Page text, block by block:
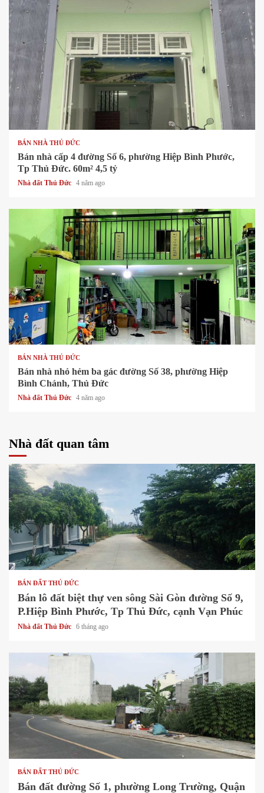
1 min read
BÁN NHÀ THỦ ĐỨC
Bán nhà cấp 4 đường Số 6, phường Hiệp Bình Phước,
Tp Thủ Đức. 60m² 4,5 tỷ
Nhà đất Thủ Đức 4 năm ago
1 min read
BÁN NHÀ THỦ ĐỨC
Bán nhà nhỏ hẻm ba gác đường Số 38, phường Hiệp
Bình Chánh, Thủ Đức
Nhà đất Thủ Đức 4 năm ago
Nhà đất quan tâm
1 min read
BÁN ĐẤT THỦ ĐỨC
Bán lô đất biệt thự ven sông Sài Gòn đường Số 9,
P.Hiệp Bình Phước, Tp Thủ Đức, cạnh Vạn Phúc
Nhà đất Thủ Đức 6 tháng ago
BÁN ĐẤT THỦ ĐỨC
Bán đất đường Số 1, phường Long Trường, Quận